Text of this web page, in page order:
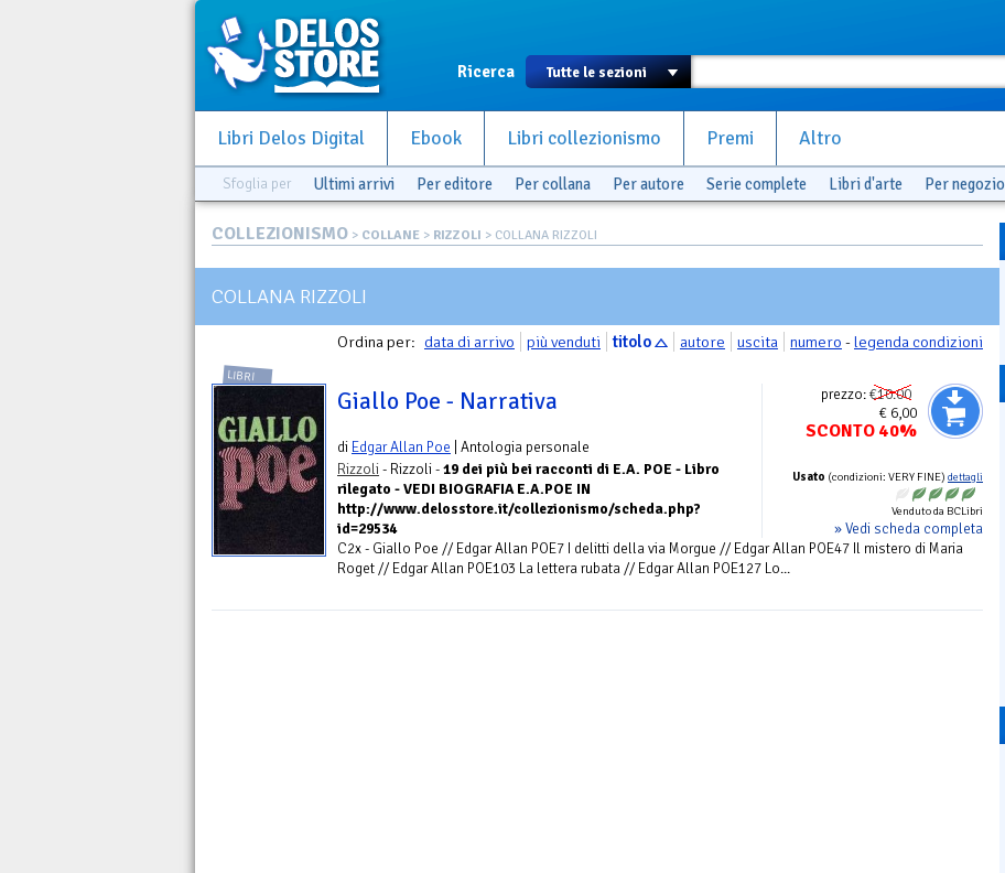
Ricerca
Libri Delos Digital Ebook Libri collezionismo Premi Altro
Sfoglia per Ultimi arrivi Per editore Per collana Per autore Serie complete Libri d'arte Per negozio
COLLEZIONISMO > COLLANE > RIZZOLI > COLLANA RIZZOLI
COLLANA RIZZOLI
Ordina per: data di arrivo più venduti titolo autore uscita numero -legenda condizioni
prezzo:€10.00
€ 6,00
SCONTO 40%
Usato (condizioni: VERY FINE) dettagli
Venduto da BCLibri
» Vedi scheda completa
LIBRI
Giallo Poe - Narrativa
di Edgar Allan Poe | Antologia personale
Rizzoli - Rizzoli -19 dei più bei racconti di E.A. POE - Libro
rilegato - VEDI BIOGRAFIA E.A.POE IN
http://www.delosstore.it/collezionismo/scheda.php?
id=29534
C2x - Giallo Poe // Edgar Allan POE7 I delitti della via Morgue // Edgar Allan POE47 Il mistero di Maria
Roget // Edgar Allan POE103 La lettera rubata // Edgar Allan POE127 Lo...